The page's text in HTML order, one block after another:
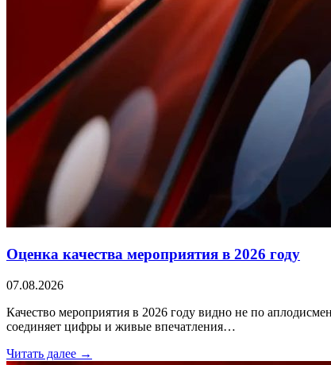
Оценка качества мероприятия в 2026 году
07.08.2026
Качество мероприятия в 2026 году видно не по
соединяет цифры и живые впечатления…
Читать далее →